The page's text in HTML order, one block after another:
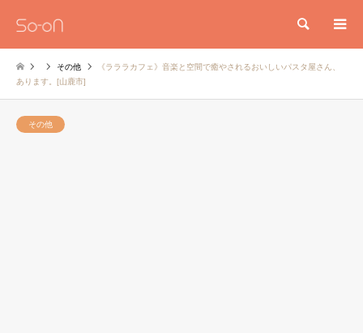
検索
その他
《ラララカフェ》音楽と空間で癒やされるおいしいパスタ屋さん、
あります。[山鹿市]
その他